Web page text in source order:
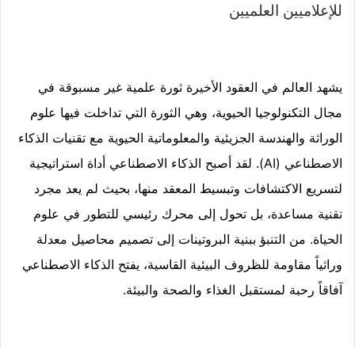
للإعلاميين العلميين
يشهد العالم في العقود الأخيرة ثورة علمية غير مسبوقة في
مجال التكنولوجيا الحيوية، وهي الثورة التي تداخلت فيها علوم
الوراثة والهندسة الجزيئية والمعلوماتية الحيوية مع تقنيات الذكاء
الاصطناعي (AI). لقد أصبح الذكاء الاصطناعي أداة استراتيجية
لتسريع الاكتشافات وتبسيط المعقد منها، بحيث لم يعد مجرد
تقنية مساعدة، بل تحول إلى محرك رئيسي للتطور في علوم
الحياة. من التنبؤ ببنية البروتينات إلى تصميم محاصيل معدلة
وراثياً مقاومة للظروف البيئية القاسية، يفتح الذكاء الاصطناعي
آفاقاً رحبة لمستقبل الغذاء والصحة والبيئة.